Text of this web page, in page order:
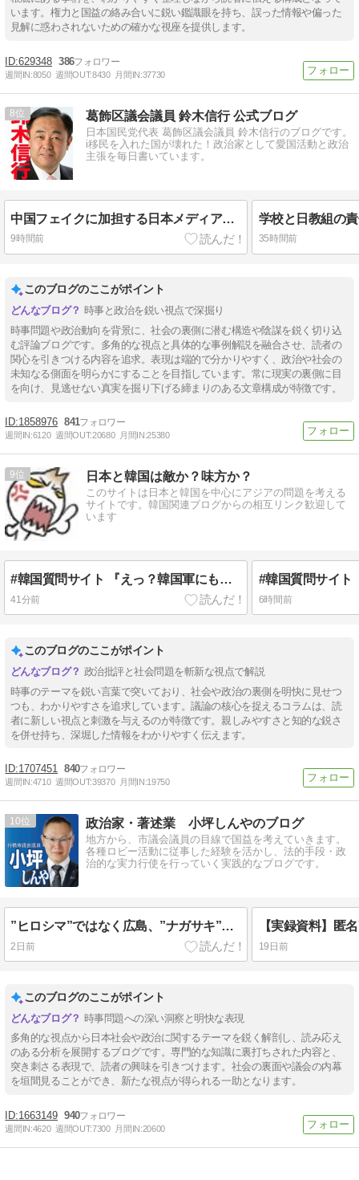
います。権力と国益の絡み合いに鋭い鑑識眼を持ち、誤った情報や偏った
見解に惑わされないための確かな視座を提供します。
629348 386
週間IN:8050 週間OUT:8430 月間IN:37730
8 葛飾区議会議員 鈴木信行 公式ブログ
日本国民党代表 葛飾区議会議員 鈴木信行のブログです。
i移民を入れた国が壊れた！政治家として愛国活動と政治
主張を毎日書いています。
中国フェイクに加担する日本メディア！日本のどこが腐っているのか見せる！888入籍！#葛飾区
9時間前 35時間前
このブログのここがポイント
時事と政治を鋭い視点で深掘り
時事問題や政治動向を背景に、社会の裏側に潜む構造や陰謀を鋭く切り込
む評論ブログです。多角的な視点と具体的な事例解説を融合させ、読者の
関心を引きつける内容を追求。表現は端的で分かりやすく、政治や社会の
未知なる側面を明らかにすることを目指しています。常に現実の裏側に目
を向け、見逃せない真実を掘り下げる締まりのある文章構成が特徴です。
1858976 841
週間IN:6120 週間OUT:20680 月間IN:25380
9 日本と韓国は敵か？味方か？
このサイトは日本と韓国を中心にアジアの問題を考える
サイトです。韓国関連ブログからの相互リンク歓迎して
います
#韓国質問サイト 『えっ？韓国軍にも慰安婦いたの？！』、『あれは売春婦だ！一緒にするな！』
41分前 6時間前
このブログのここがポイント
政治批評と社会問題を斬新な視点で解説
時事のテーマを鋭い言葉で突いており、社会や政治の裏側を明快に見せつ
つも、わかりやすさを追求しています。議論の核心を捉えるコラムは、読
者に新しい視点と刺激を与えるのが特徴です。親しみやすさと知的な鋭さ
を併せ持ち、深堀した情報をわかりやすく伝えます。
1707451 840
週間IN:4710 週間OUT:39370 月間IN:19750
10 政治家・著述業 小坪しんやのブログ
地方から、市議会議員の目線で国益を考えていきます。
各種ロビー活動に従事した経験を活かし、法的手段・政
治的な実力行使を行っていく実践的なブログです。
”ヒロシマ”ではなく広島、”ナガサキ”ではなく長崎、”フクシマ”ではなく福島だ。【いい加減、ウザイと思った人はシェア】
2日前 19日前
このブログのここがポイント
時事問題への深い洞察と明快な表現
多角的な視点から日本社会や政治に関するテーマを鋭く解剖し、読み応え
のある分析を展開するブログです。専門的な知識に裏打ちされた内容と、
突き刺さる表現で、読者の興味を引きつけます。社会の裏面や議会の内幕
を垣間見ることができ、新たな視点が得られる一助となります。
1663149 940
週間IN:4620 週間OUT:7300 月間IN:20600